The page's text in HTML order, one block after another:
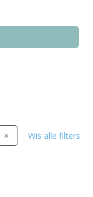
Wis alle filters